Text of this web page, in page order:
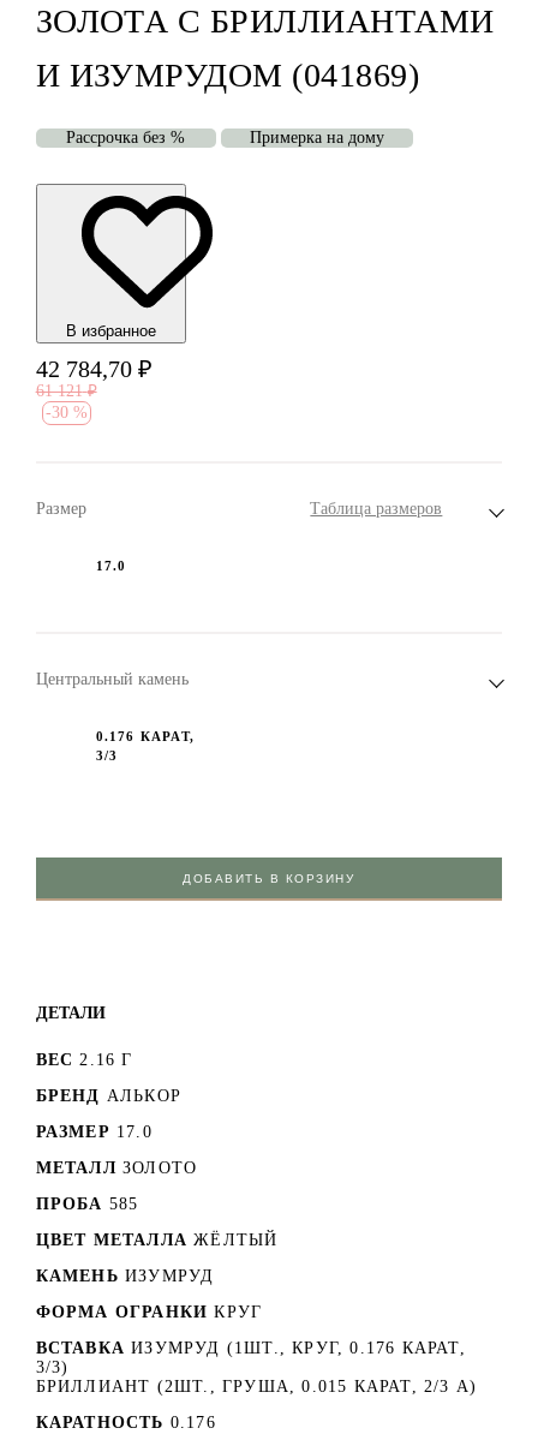
ЗОЛОТА С БРИЛЛИАНТАМИ
И ИЗУМРУДОМ (041869)
Рассрочка без % Примерка на дому
В избранноe
42 784,70 ₽
61 121 ₽
-30 %
Размер Таблица размеров
17.0
Центральный камень
0.176 КАРАТ,
3/3
ДОБАВИТЬ В КОРЗИНУ
ДЕТАЛИ
ВЕС 2.16 Г
БРЕНД АЛЬКОР
РАЗМЕР 17.0
МЕТАЛЛ ЗОЛОТО
ПРОБА 585
ЦВЕТ МЕТАЛЛА ЖЁЛТЫЙ
КАМЕНЬ ИЗУМРУД
ФОРМА ОГРАНКИ КРУГ
ВСТАВКА ИЗУМРУД (1ШТ., КРУГ, 0.176 КАРАТ,
3/3)
БРИЛЛИАНТ (2ШТ., ГРУША, 0.015 КАРАТ, 2/3 А)
КАРАТНОСТЬ 0.176